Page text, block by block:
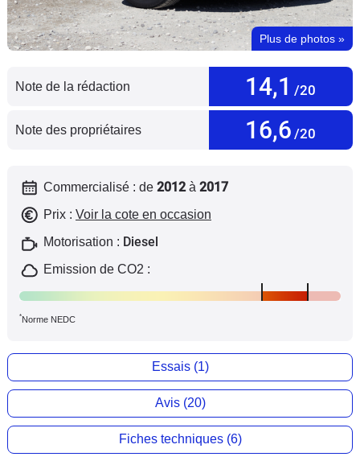
Services
Plus de photos »
Note de la rédaction 14,1 /20
Note des propriétaires 16,6 /20
Commercialisé : de 2012à 2017
Prix : Voir la cote en occasion
Motorisation : Diesel
Emission de CO2 :
*Norme NEDC
Essais (1)
Avis (20)
Fiches techniques (6)